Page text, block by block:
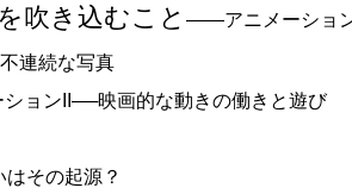
吹き込むこと ――アニメーショ
連続な写真
ョンII──映画的な動きの働きと遊び
その起源？